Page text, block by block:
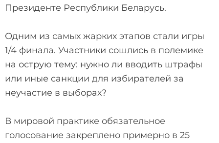
Президенте Республики Беларусь.
Одним из самых жарких этапов стали игры
1/4 финала. Участники сошлись в полемике
на острую тему: нужно ли вводить штрафы
или иные санкции для избирателей за
неучастие в выборах?
В мировой практике обязательное
голосование закреплено примерно в 25